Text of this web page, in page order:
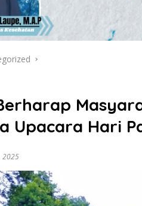
Upacara Hari
2025